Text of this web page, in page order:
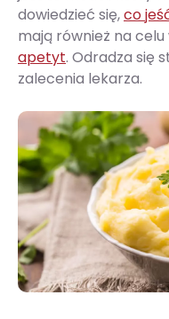
dowiedzieć się,co
mają również na celu
apetyt. Odradza się
zalecenia lekarza.